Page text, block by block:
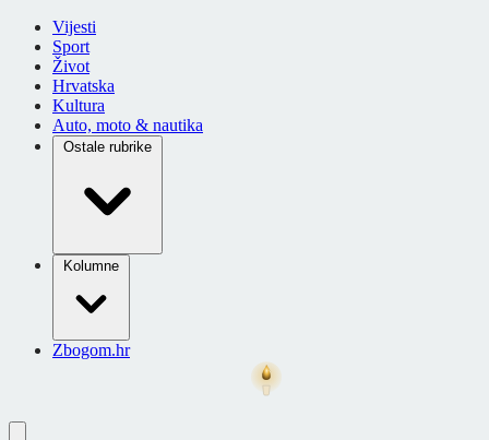
Vijesti
Sport
Život
Hrvatska
Kultura
Auto, moto & nautika
Ostale rubrike
Kolumne
Zbogom.hr